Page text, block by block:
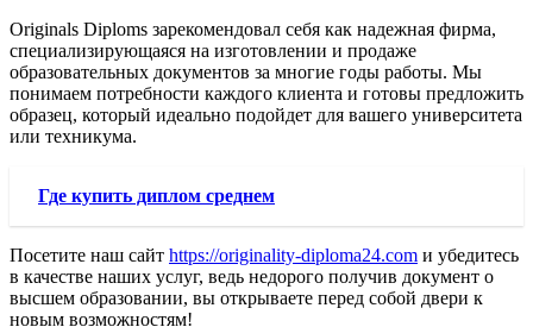
Originals Diploms зарекомендовал себя как надежная фирма,
специализирующаяся на изготовлении и продаже
образовательных документов за многие годы работы. Мы
понимаем потребности каждого клиента и готовы предложить
образец, который идеально подойдет для вашего университета
или техникума.
Где купить диплом среднем
Посетите наш сайт https://originality-diploma24.com и убедитесь
в качестве наших услуг, ведь недорого получив документ о
высшем образовании, вы открываете перед собой двери к
новым возможностям!